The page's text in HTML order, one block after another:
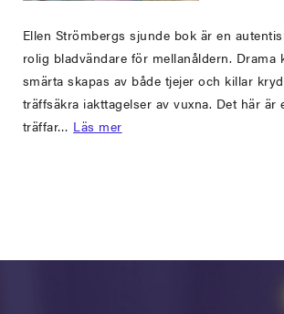
Ellen Strömbergs sjunde bok är en
rolig bladvändare för mellanåldern. Drama
smärta skapas av både tjejer och killar
träffsäkra iakttagelser av vuxna. Det här är
träffar… Läs mer